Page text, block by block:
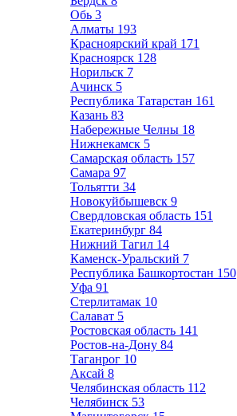
Обь 3
Алматы 193
Красноярский край 171
Красноярск 128
Норильск 7
Ачинск 5
Республика Татарстан 161
Казань 83
Набережные Челны 18
Нижнекамск 5
Самарская область 157
Самара 97
Тольятти 34
Новокуйбышевск 9
Свердловская область 151
Екатеринбург 84
Нижний Тагил 14
Каменск-Уральский 7
Республика Башкортостан 150
Уфа 91
Стерлитамак 10
Салават 5
Ростовская область 141
Ростов-на-Дону 84
Таганрог 10
Аксай 8
Челябинская область 112
Челябинск 53